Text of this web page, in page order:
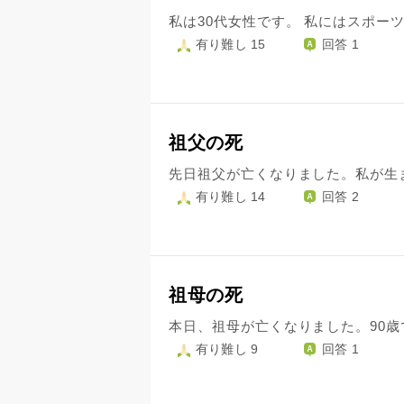
有り難し 15 回答 1
祖父の死
有り難し 14 回答 2
祖母の死
有り難し 9 回答 1